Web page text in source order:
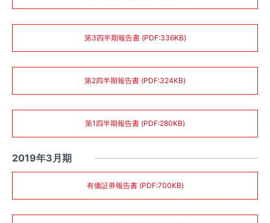
第3四半期報告書 (PDF:336KB)
第2四半期報告書 (PDF:324KB)
第1四半期報告書 (PDF:280KB)
2019年3月期
有価証券報告書 (PDF:700KB)